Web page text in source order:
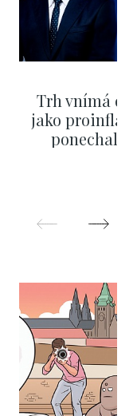
Trh vnímá
jako
ponechali